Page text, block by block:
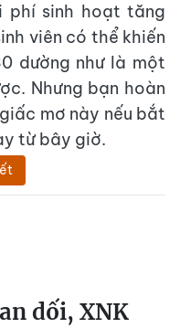
phí sinh hoạt tăng
viên có thể khiến
dường như là một
Nhưng bạn hoàn
mơ này nếu bắt
từ bây giờ.
dối, XNK